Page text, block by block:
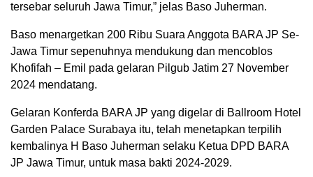
tersebar seluruh Jawa Timur,” jelas Baso Juherman.
Baso menargetkan 200 Ribu Suara Anggota BARA JP Se-
Jawa Timur sepenuhnya mendukung dan mencoblos
Khofifah – Emil pada gelaran Pilgub Jatim 27 November
2024 mendatang.
Gelaran Konferda BARA JP yang digelar di Ballroom Hotel
Garden Palace Surabaya itu, telah menetapkan terpilih
kembalinya H Baso Juherman selaku Ketua DPD BARA
JP Jawa Timur, untuk masa bakti 2024-2029.